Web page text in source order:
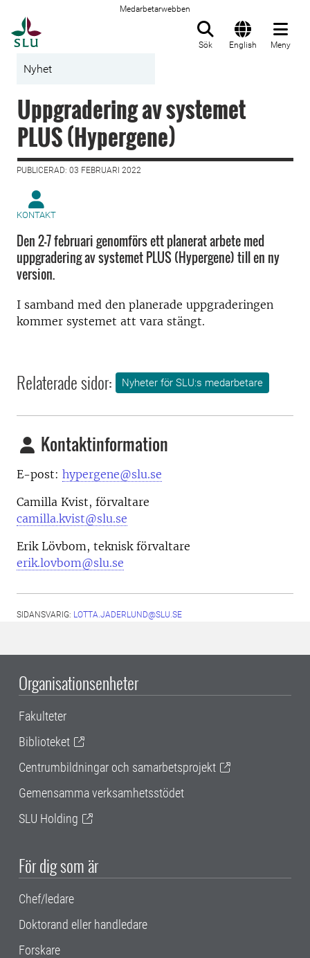
Medarbetarwebben
Sök English Meny
Nyhet
Uppgradering av systemet
PLUS (Hypergene)
PUBLICERAD: 03 FEBRUARI 2022
KONTAKT
Den 2-7 februari genomförs ett planerat arbete med
uppgradering av systemet PLUS (Hypergene) till en ny
version.
I samband med den planerade uppgraderingen
kommer systemet att vara stängt.
Relaterade sidor: Nyheter för SLU:s medarbetare
Kontaktinformation
E-post: hypergene@slu.se
Camilla Kvist, förvaltare
camilla.kvist@slu.se
Erik Lövbom, teknisk förvaltare
erik.lovbom@slu.se
SIDANSVARIG: LOTTA.JADERLUND@SLU.SE
Organisationsenheter
Fakulteter
Biblioteket
Centrumbildningar och samarbetsprojekt
Gemensamma verksamhetsstödet
SLU Holding
För dig som är
Chef/ledare
Doktorand eller handledare
Forskare